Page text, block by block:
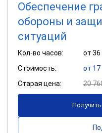
Обеспечение
обороны и
ситуаций
Кол-во часов:
от 36
Стоимость:
от 17
Старая цена:
20